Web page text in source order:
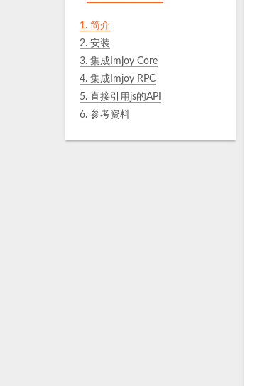
1. 简介
2. 安装
3. 集成Imjoy Core
4. 集成Imjoy RPC
5. 直接引用js的API
6. 参考资料